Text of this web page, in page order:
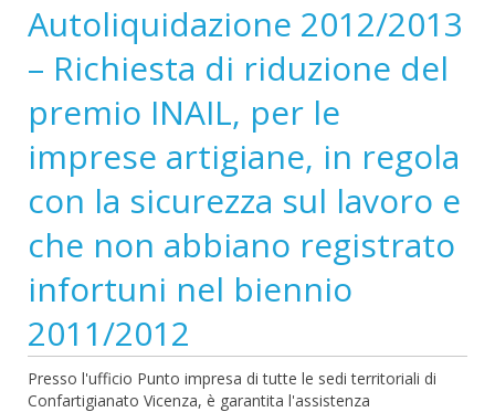
Autoliquidazione 2012/2013
– Richiesta di riduzione del
premio INAIL, per le
imprese artigiane, in regola
con la sicurezza sul lavoro e
che non abbiano registrato
infortuni nel biennio
2011/2012
Presso l'ufficio Punto impresa di tutte le sedi territoriali di
Confartigianato Vicenza, è garantita l'assistenza